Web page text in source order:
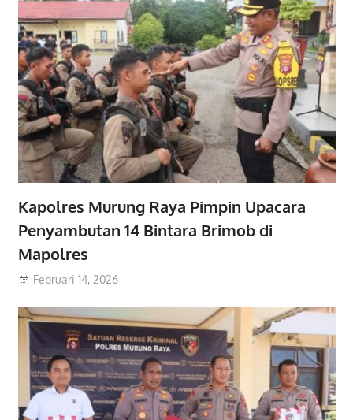
Kapolres Murung Raya Pimpin Upacara
Penyambutan 14 Bintara Brimob di
Mapolres
Februari 14, 2026